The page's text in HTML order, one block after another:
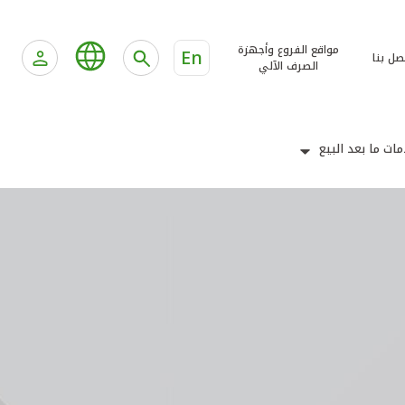
بنا
مواقع الفروع وأجهزة
الصرف الآلي
En
ما بعد البيع